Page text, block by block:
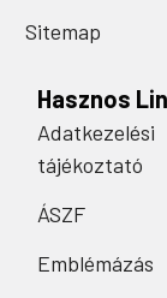
Sitemap
Hasznos
Adatkezelési
tájékoztató
ÁSZF
Emblémázás